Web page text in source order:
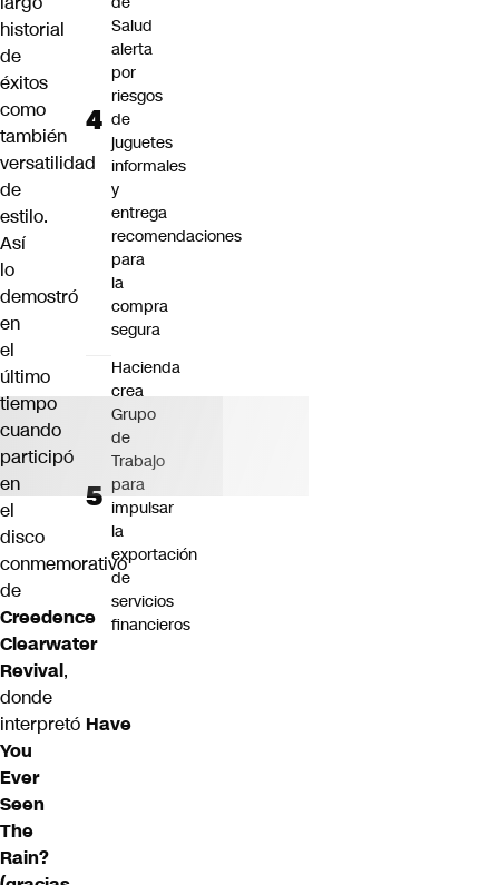
historial
de
éxitos
como
también
versatilidad
de
estilo.
Así
lo
demostró
en
el
último
tiempo
cuando
participó
en
el
disco
conmemorativo
de
Creedence
Clearwater
Revival,
donde
interpretó Have
You
Ever
Seen
The
Rain?
Salud
alerta
por
riesgos
de
juguetes
informales
y
entrega
recomendaciones
para
la
compra
segura
Hacienda
crea
Grupo
de
Trabajo
para
impulsar
la
exportación
de
servicios
financieros